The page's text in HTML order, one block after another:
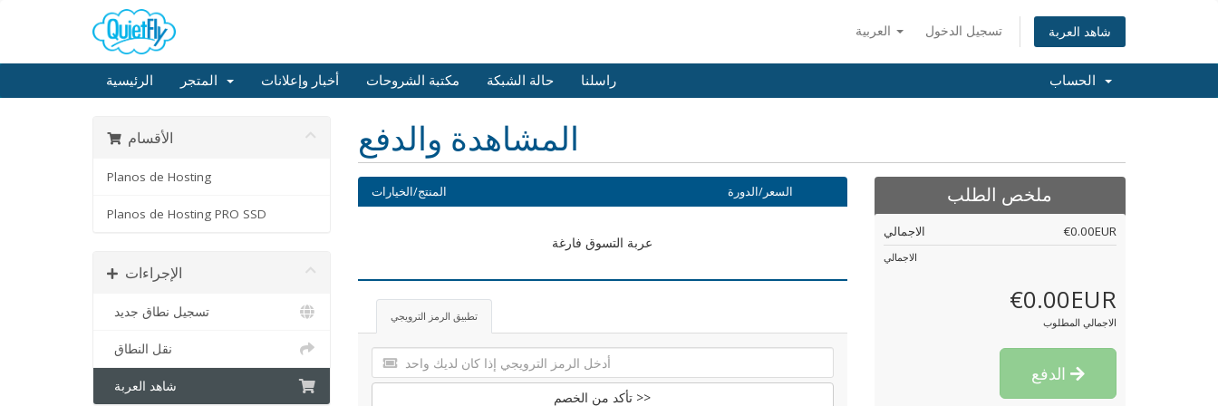
تسجيل الدخول شاهد العربة
الرئيسية أخبار وإعلانات مكتبة الشروحات حالة الشبكة راسلنا
الأقسام
Planos de Hosting
Planos de Hosting PRO SSD
الإجراءات
تسجيل نطاق جديد
نقل النطاق
شاهد العربة
المشاهدة والدفع
المنتج/الخيارات السعر/الدورة
عربة التسوق فارغة
تطبيق الرمز الترويجي
تأكد من الخصم >>
ملخص الطلب
الاجمالي €0.00EUR
الاجمالي
€0.00EUR
الاجمالي المطلوب